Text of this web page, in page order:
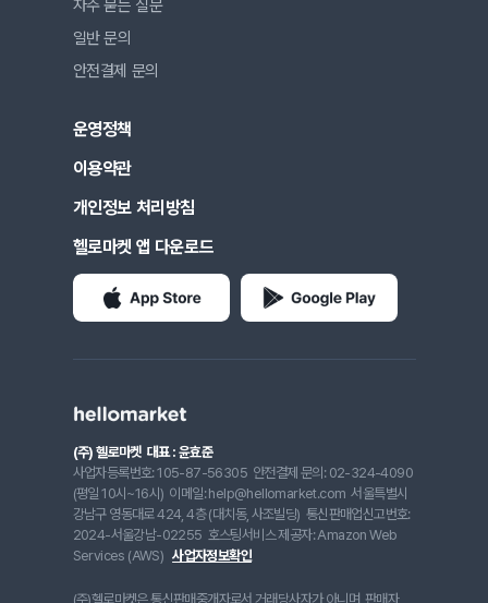
자주 묻는 질문
일반 문의
안전결제 문의
운영정책
이용약관
개인정보 처리방침
헬로마켓 앱 다운로드
(주) 헬로마켓 대표 : 윤효준
사업자등록번호: 105-87-56305 안전결제 문의: 02-324-4090
(평일 10시~16시) 이메일: help@hellomarket.com 서울특별시
강남구 영동대로 424, 4층 (대치동, 사조빌딩) 통신판매업신고번호:
2024-서울강남-02255 호스팅서비스 제공자: Amazon Web
Services (AWS) 사업자정보확인
(주)헬로마켓은 통신판매중개자로서 거래당사자가 아니며, 판매자